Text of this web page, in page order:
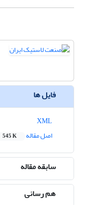
فایل ها
اصل مقاله
545 K
سابقه مقاله
هم رسانی